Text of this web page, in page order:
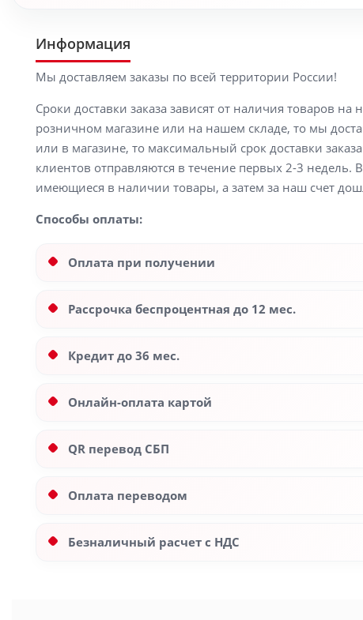
Информация
Мы доставляем заказы по всей территории России!
Сроки доставки заказа зависят от наличия товаров
розничном магазине или на нашем складе, то мы
или в магазине, то максимальный срок доставки
клиентов отправляются в течение первых 2-3 недель.
имеющиеся в наличии товары, а затем за наш счет
Способы оплаты:
Оплата при получении
Рассрочка беспроцентная до 12 мес.
Кредит до 36 мес.
Онлайн-оплата картой
QR перевод СБП
Оплата переводом
Безналичный расчет с НДС